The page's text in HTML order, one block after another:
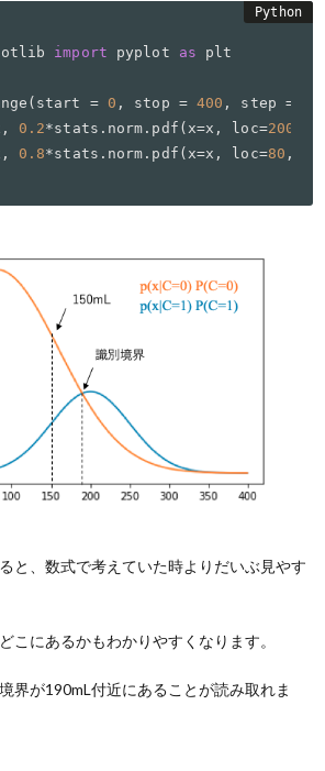
import pyplot as plt
= 0 , stop = 400 , step =
0.2*stats.norm.pdf(x=x, loc=200
0.8*stats.norm.pdf(x=x, loc=80 ,
と、数式で考えていた時よりだいぶ見やす
こにあるかもわかりやすくなります。
界が190mL付近にあることが読み取れま